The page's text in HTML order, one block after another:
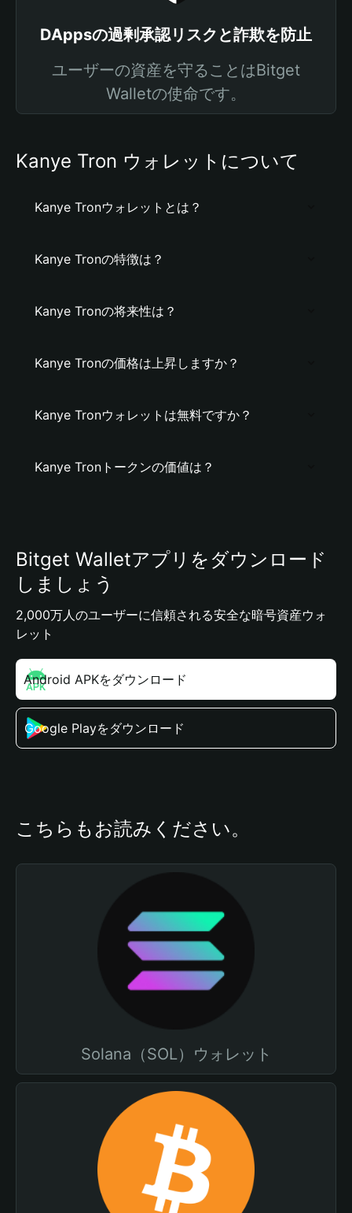
DAppsの過剰承認リスクと詐欺を防止
ユーザーの資産を守ることはBitget
Walletの使命です。
Kanye Tron ウォレットについて
Kanye Tronウォレットとは？
Kanye Tronの特徴は？
Kanye Tronの将来性は？
Kanye Tronの価格は上昇しますか？
Kanye Tronウォレットは無料ですか？
Kanye Tronトークンの価値は？
Bitget Walletアプリをダウンロード
しましょう
2,000万人のユーザーに信頼される安全な暗号資産ウォ
レット
Android APKをダウンロード
Google Playをダウンロード
こちらもお読みください。
Solana（SOL）ウォレット